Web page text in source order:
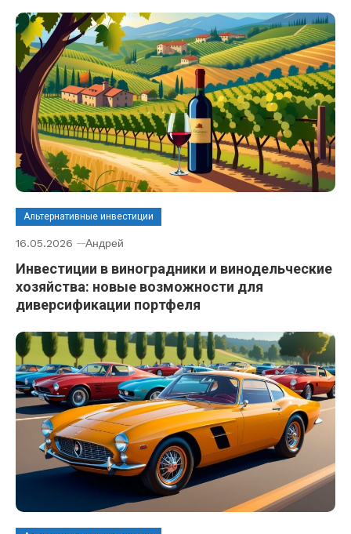
Альтернативные инвестиции
16.05.2026 Андрей
Инвестиции в виноградники и винодельческие
хозяйства: новые возможности для
диверсификации портфеля